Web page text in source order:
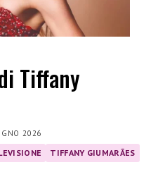
Tiffany
2026
TIFFANY GIUMARÃES